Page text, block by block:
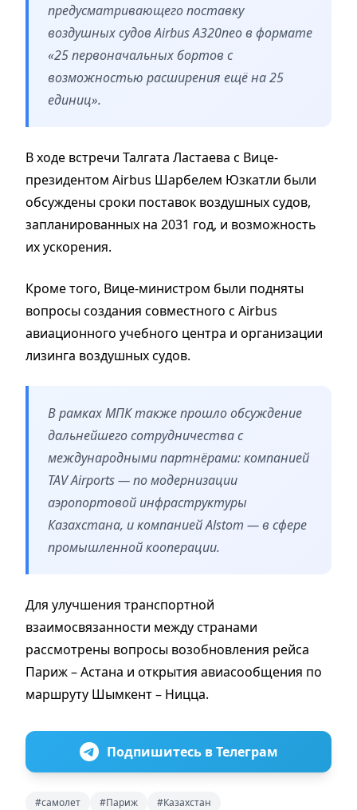
предусматривающего поставку
воздушных судов Airbus A320neo в формате
«25 первоначальных бортов с
возможностью расширения ещё на 25
единиц».
В ходе встречи Талгата Ластаева с Вице-
президентом Airbus Шарбелем Юзкатли были
обсуждены сроки поставок воздушных судов,
запланированных на 2031 год, и возможность
их ускорения.
Кроме того, Вице-министром были подняты
вопросы создания совместного с Airbus
авиационного учебного центра и организации
лизинга воздушных судов.
В рамках МПК также прошло обсуждение
дальнейшего сотрудничества с
международными партнёрами: компанией
TAV Airports — по модернизации
аэропортовой инфраструктуры
Казахстана, и компанией Alstom — в сфере
промышленной кооперации.
Для улучшения транспортной
взаимосвязанности между странами
рассмотрены вопросы возобновления рейса
Париж – Астана и открытия авиасообщения по
маршруту Шымкент – Ницца.
Подпишитесь в Телеграм
#самолет #Париж #Казахстан